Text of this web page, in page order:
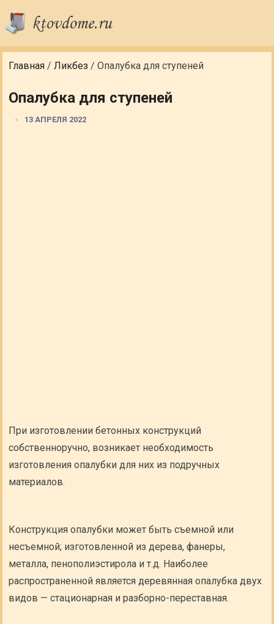
Главная /Ликбез /Опалубка для ступеней
Опалубка для ступеней
13 АПРЕЛЯ 2022
При изготовлении бетонных конструкций
собственноручно, возникает необходимость
изготовления опалубки для них из подручных
материалов.
Конструкция опалубки может быть съемной или
несъемной; изготовленной из дерева, фанеры,
металла, пенополиэстирола и т.д. Наиболее
распространенной является деревянная опалубка двух
видов — стационарная и разборно-переставная.